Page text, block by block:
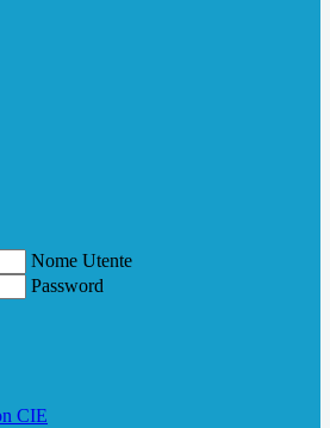
Nome Utente
Password
CIE